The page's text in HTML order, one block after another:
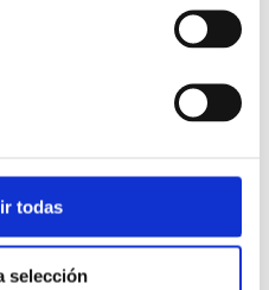
todas
selección
de Enreach.
para comunicarte!
teléfono tradicional.